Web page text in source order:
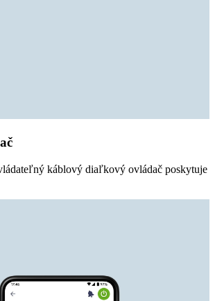
káblový diaľkový ovládač poskytuje